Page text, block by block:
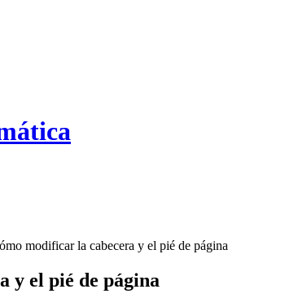
modificar la cabecera y el pié de página
y el pié de página